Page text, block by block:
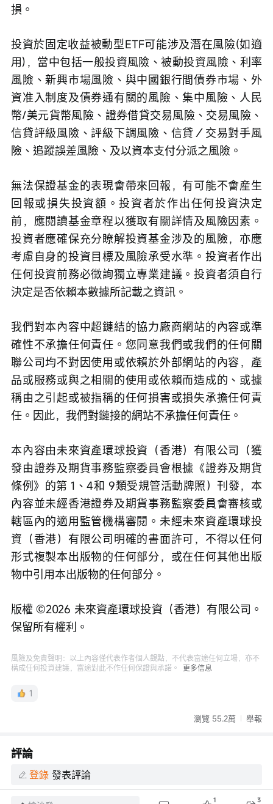
損。
投資於固定收益被動型ETF可能涉及潛在風險(如適
用)，當中包括一般投資風險、被動投資風險、利率
風險、新興市場風險、與中國銀行間債券市場、外
資准入制度及債券通有關的風險、集中風險、人民
幣/美元貨幣風險、證券借貸交易風險、交易風險、
信貸評級風險、評級下調風險、信貸／交易對手風
險、追蹤誤差風險、及以資本支付分派之風險。
無法保證基金的表現會帶來回報，有可能不會産生
回報或損失投資額。投資者於作出任何投資決定
前，應閱讀基金章程以獲取有關詳情及風險因素。
投資者應確保充分瞭解投資基金涉及的風險，亦應
考慮自身的投資目標及風險承受水準。投資者作出
任何投資前務必徵詢獨立專業建議。投資者須自行
決定是否依賴本數據所記載之資訊。
我們對本內容中超鏈結的協力廠商網站的內容或準
確性不承擔任何責任。您同意我們或我們的任何關
聯公司均不對因使用或依賴於外部網站的內容，產
品或服務或與之相關的使用或依賴而造成的、或據
稱由之引起或被指稱的任何損害或損失承擔任何責
任。因此，我們對鏈接的網站不承擔任何責任。
本內容由未來資產環球投資（香港）有限公司（獲
發由證券及期貨事務監察委員會根據《證券及期貨
條例》的第 1、4和 9類受規管活動牌照）刊發，本
內容並未經香港證券及期貨事務監察委員會審核或
轄區內的適用監管機構審閱。未經未來資產環球投
資（香港）有限公司明確的書面許可，不得以任何
形式複製本出版物的任何部分，或在任何其他出版
物中引用本出版物的任何部分。
版權 ©️2026 未來資產環球投資（香港）有限公司。
保留所有權利。
風險及免責聲明：以上內容僅代表作者個人觀點，不代表富途任何立場，亦不
構成任何投資建議，富途對此不作任何保證與承諾。
更多信息
1
瀏覽 55.2萬 舉報
評論
登錄 發表評論
1 3